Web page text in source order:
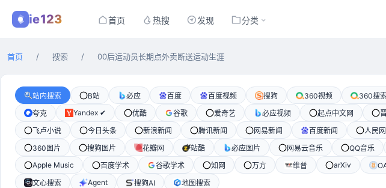
ie123 首页 热搜 发现 分类
首页 / 搜索 / 00后运动员长期点外卖断送运动生涯
站内搜索 B站 必应 百度 百度视频 搜狗 360视频 360搜
夸克
Yandex ✔ 优酷 谷歌 爱奇艺 必应视频 起点中文网
飞卢小说
今日头条 新浪新闻 腾讯新闻 网易新闻 百度新闻 人民网
360图片
搜狗图片 花瓣网 站酷 必应图片 网易云音乐 QQ音乐
Apple Music
百度学术 谷歌学术 知网 万方 维普 arXiv
文心搜索
Agent 搜狗AI 地图搜索